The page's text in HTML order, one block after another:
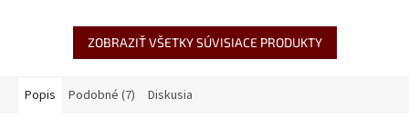
ZOBRAZIŤ VŠETKY SÚVISIACE PRODUKTY
Popis Podobné (7) Diskusia